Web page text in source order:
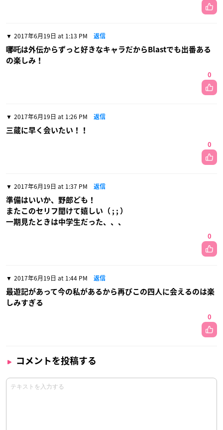
2017年6月19日 at 1:13 PM 返信
哪吒は外伝からずっと好きなキャラだからBlastでも出番ある
の楽しみ！
0
2017年6月19日 at 1:26 PM 返信
三蔵に早く会いたい！！
0
2017年6月19日 at 1:37 PM 返信
準備はいいか、野郎ども！
またこのセリフ聞けて嬉しい（ ; ; ）
一期見たときは中学生だった、、、
0
2017年6月19日 at 1:44 PM 返信
最遊記があって今の私があるから再びこの四人に会えるのは楽
しみすぎる
0
コメントを投稿する